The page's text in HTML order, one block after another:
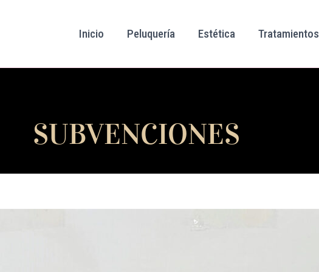
Inicio Peluquería Estética Tratamientos
SUBVENCIONES